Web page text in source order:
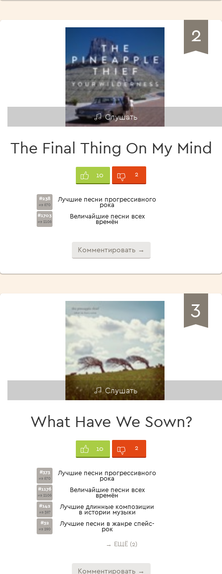
2
Слушать
The Final Thing On My Mind
10 2
#238
из 670
Лучшие песни прогрессивного
рока
#1703
из 2106
Величайшие песни всех
времён
Комментировать →
3
Слушать
What Have We Sown?
10 2
#373
из 670
Лучшие песни прогрессивного
рока
#1176
из 2106
Величайшие песни всех
времён
#142
из 597
Лучшие длинные композиции
в истории музыки
#32
из 290
Лучшие песни в жанре спейс-
рок
→ ЕЩЁ (2)
Комментировать →